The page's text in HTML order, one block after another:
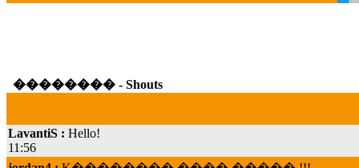
�������� - Shouts
11:56
jordan4 :